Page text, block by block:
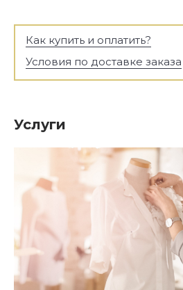
Как купить и оплатить?
Условия по доставке заказа
Услуги